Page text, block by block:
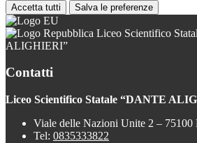
Accetta tutti Salva le preferenze
Liceo Scientifico
ALIGHIERI”
Contatti
Liceo Scientifico Statale “DANTE
Viale delle Nazioni Unite 2 –
Tel: 0835333822